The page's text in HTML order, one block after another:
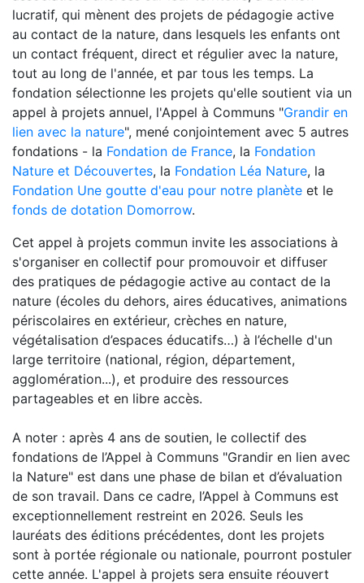
lucratif, qui mènent des projets de pédagogie active
au contact de la nature, dans lesquels les enfants ont
un contact fréquent, direct et régulier avec la nature,
tout au long de l'année, et par tous les temps. La
fondation sélectionne les projets qu'elle soutient via un
appel à projets annuel, l'Appel à Communs "Grandir en
lien avec la nature", mené conjointement avec 5 autres
fondations - la Fondation de France, la Fondation
Nature et Découvertes, la Fondation Léa Nature, la
Fondation Une goutte d'eau pour notre planète et le
fonds de dotation Domorrow.
Cet appel à projets commun invite les associations à
s'organiser en collectif pour promouvoir et diffuser
des pratiques de pédagogie active au contact de la
nature (écoles du dehors, aires éducatives, animations
périscolaires en extérieur, crèches en nature,
végétalisation d’espaces éducatifs…) à l’échelle d'un
large territoire (national, région, département,
agglomération...), et produire des ressources
partageables et en libre accès.
A noter : après 4 ans de soutien, le collectif des
fondations de l’Appel à Communs "Grandir en lien avec
la Nature" est dans une phase de bilan et d’évaluation
de son travail. Dans ce cadre, l’Appel à Communs est
exceptionnellement restreint en 2026. Seuls les
lauréats des éditions précédentes, dont les projets
sont à portée régionale ou nationale, pourront postuler
cette année. L'appel à projets sera ensuite réouvert